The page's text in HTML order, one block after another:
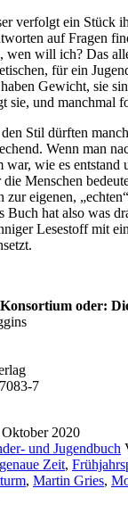
ver­folgt ein Stück
auf Fragen
wen will ich? Das
für ein
Gewicht, sie
sie, und manch­mal
Stil dürf­ten
Wenn man
wie es ent­stand
Menschen
zur eige­nen,
Buch hat also was
Lesestoff mit
oder:
2020
und Jugendbuch
Zeit,
, Martin Gries,